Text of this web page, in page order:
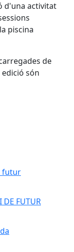
d'una activitat
piscina
de
són
futur
DE FUTUR